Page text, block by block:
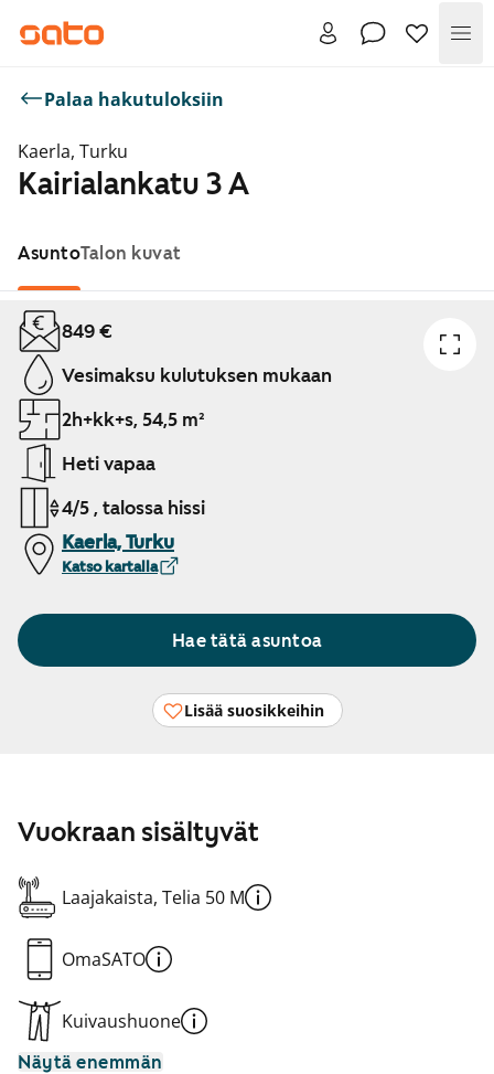
Palaa hakutuloksiin
Kaerla, Turku
Kairialankatu 3 A
AsuntoTalon kuvat
Näytetään dia 1 / 1
849 €
Vesimaksu kulutuksen mukaan
2h+kk+s, 54,5 m²
Heti vapaa
4/5 , talossa hissi
Kaerla, Turku
Katso kartalla
Hae tätä asuntoa
Lisää suosikkeihin
Vuokraan sisältyvät
Laajakaista, Telia 50 M
OmaSATO
Kuivaushuone
Näytä enemmän